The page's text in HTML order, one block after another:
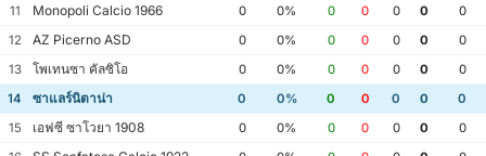
11
Monopoli Calcio 1966 0 0% 0 0 0 0
0
12
AZ Picerno ASD 0 0% 0 0 0 0
0
13
โพเทนซา คัลซิโอ 0 0% 0 0 0 0
0
14
ซาแลร์นิตาน่า 0 0% 0 0 0 0
0
15
เอฟซี ซาโวยา 1908 0 0% 0 0 0 0
0